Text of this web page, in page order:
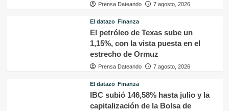
Prensa Dateando 7 agosto, 2026
El datazo Finanza
El petróleo de Texas sube un
1,15%, con la vista puesta en el
estrecho de Ormuz
Prensa Dateando 7 agosto, 2026
El datazo Finanza
IBC subió 146,58% hasta julio y la
capitalización de la Bolsa de